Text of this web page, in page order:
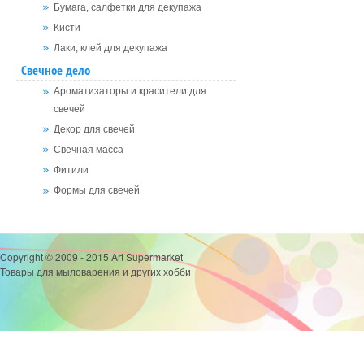
Бумага, салфетки для декупажа
Кисти
Лаки, клей для декупажа
Свечное дело
Ароматизаторы и красители для
свечей
Декор для свечей
Свечная масса
Фитили
Формы для свечей
Copyright © 2009 - 2015 Art Supermarket
Товары для мыловарения и других хобби